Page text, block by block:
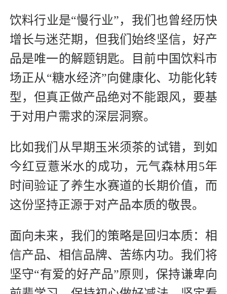
饮料行业是“慢行业”，我们也曾经历快
增长与迷茫期，但我们始终坚信，好产
品是唯一的解题钥匙。目前中国饮料市
场正从“糖水经济”向健康化、功能化转
型，但真正做产品绝对不能跟风，要基
于对用户需求的深层洞察。
比如我们从早期玉米须茶的试错，到如
今红豆薏米水的成功，元气森林用5年
时间验证了养生水赛道的长期价值，而
这份坚持正源于对产品本质的敬畏。
面向未来，我们的策略是回归本质：相
信产品、相信品牌、苦练内功。我们将
坚守“有爱的好产品”原则，保持谦卑向